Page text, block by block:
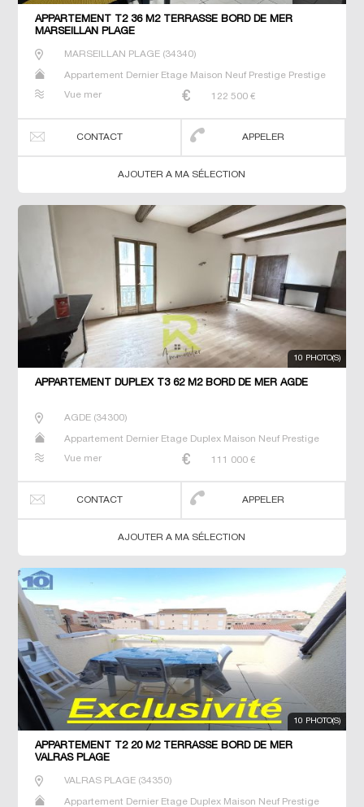
APPARTEMENT T2 36 M2 TERRASSE BORD DE MER
MARSEILLAN PLAGE
MARSEILLAN PLAGE(34340)
Appartement Dernier Etage Maison Neuf Prestige Prestige
Vue mer
122 500 €
CONTACT APPELER
AJOUTER A MA SÉLECTION
10 PHOTO(S)
APPARTEMENT DUPLEX T3 62 M2 BORD DE MER AGDE
AGDE(34300)
Appartement Dernier Etage Duplex Maison Neuf Prestige
Vue mer
111 000 €
CONTACT APPELER
AJOUTER A MA SÉLECTION
10 PHOTO(S)
APPARTEMENT T2 20 M2 TERRASSE BORD DE MER
VALRAS PLAGE
VALRAS PLAGE(34350)
Appartement Dernier Etage Duplex Maison Neuf Prestige